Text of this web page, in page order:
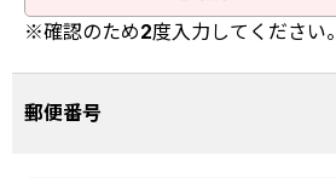
※確認のため2度入力してください。
郵便番号